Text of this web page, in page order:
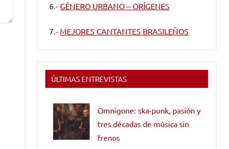
6.- GÉNERO URBANO – ORÍGENES
7.- MEJORES CANTANTES BRASILEÑOS
ÚLTIMAS ENTREVISTAS
Omnigone: ska-punk, pasión y
tres décadas de música sin
frenos